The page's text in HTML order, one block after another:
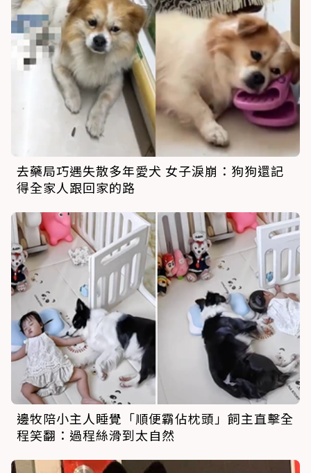
去藥局巧遇失散多年愛犬 女子淚崩：狗狗還記
得全家人跟回家的路
邊牧陪小主人睡覺「順便霸佔枕頭」飼主直擊全
程笑翻：過程絲滑到太自然